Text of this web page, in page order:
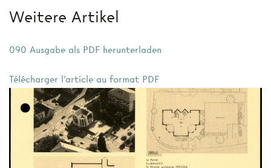
Weitere Artikel
090 Ausgabe als PDF herunterladen
Télécharger l'article au format PDF